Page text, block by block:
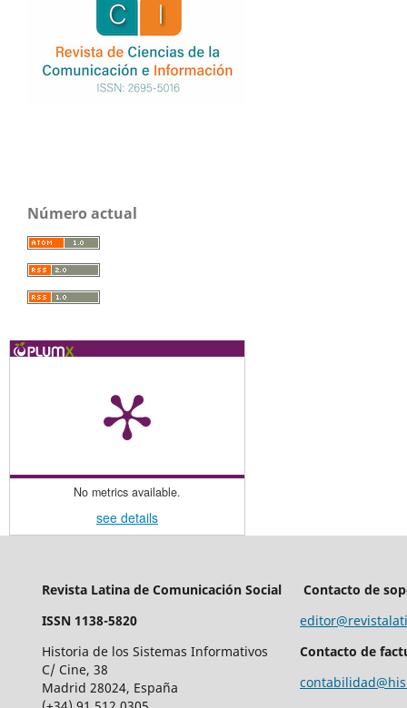
Número actual
No metrics available.
see details
Revista Latina de Comunicación Social
ISSN 1138-5820
Historia de los Sistemas Informativos
C/ Cine, 38
Madrid 28024, España
Contacto de
Contacto de